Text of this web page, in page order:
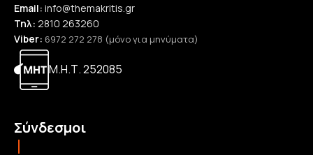
Email: info@themakritis.gr
Τηλ: 2810 263260
Viber: 6972 272 278 (μόνο για μηνύματα)
Μ.Η.Τ. 252085
Σύνδεσμοι